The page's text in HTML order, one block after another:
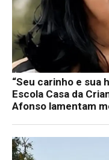
“Seu carinho e sua
Escola Casa da
Afonso lamentam